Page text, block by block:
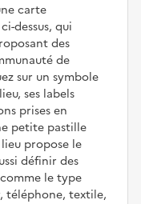
carte
dessus, qui
des
de
sur un symbole
ses labels
prises en
petite pastille
propose le
définir des
le type
téléphone, textile,